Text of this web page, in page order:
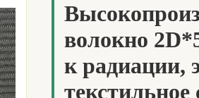
волокно
к радиации,